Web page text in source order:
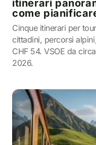
itinerari
come
Cinque itinerari per
cittadini, percorsi
CHF 54. VSOE da
2026.